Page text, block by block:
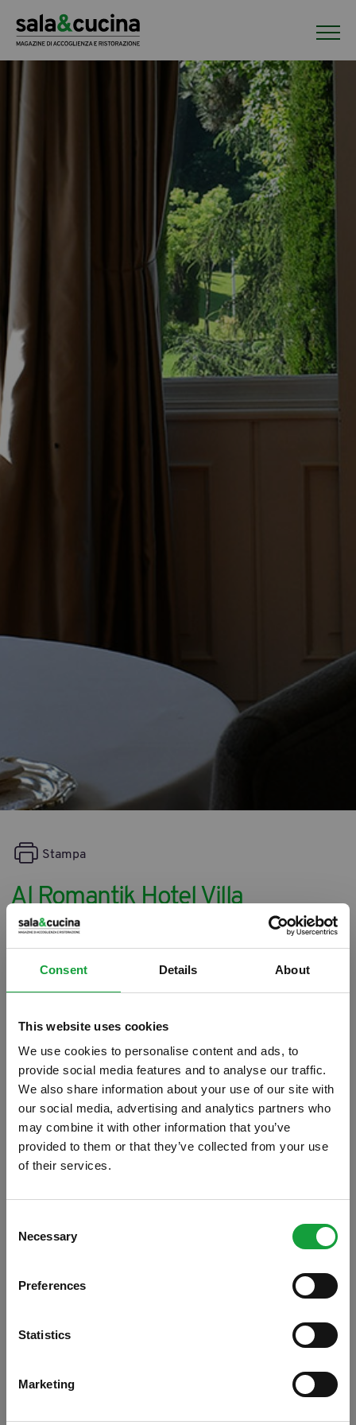
Consent Details About
This website uses cookies
We use cookies to personalise content and ads, to
provide social media features and to analyse our traffic.
We also share information about your use of our site with
our social media, advertising and analytics partners who
may combine it with other information that you’ve
provided to them or that they’ve collected from your use
of their services.
Selection
Necessary
Preferences
Statistics
Marketing
Al Romantik Hotel Villa
Margherita, in due in cucina
Stampa
ISCRIVITI ALLA NEWSLETTER
Resta aggiornato su tutte le ultime novita nel campo